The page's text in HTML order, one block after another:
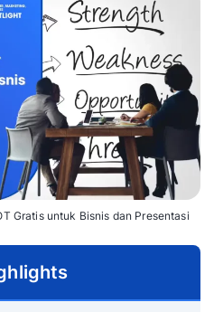
Gratis untuk Bisnis dan Presentasi